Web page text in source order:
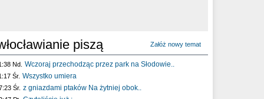
piszą Załóż nowy temat
Nd. Wczoraj przechodząc przez park na Słodowie..
Śr. Wszystko umiera
Śr. z gniazdami ptaków Na żytniej obok..